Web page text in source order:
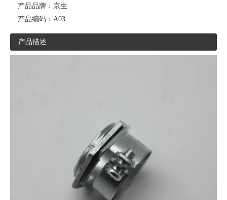
产品品牌： 京生
产品编码： A03
产品描述